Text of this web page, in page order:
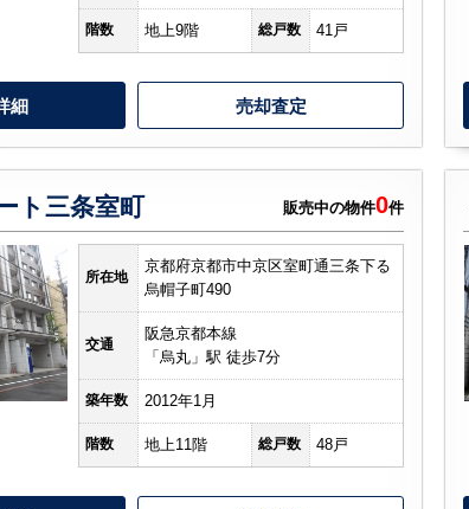
階数 地上9階 総戸数 41戸
細 売却査定
ト三条室町 販売中の物件0件
所在地
京都府京都市中京区室町通三条下る
烏帽子町490
交通
阪急京都本線
「烏丸」駅 徒歩7分
築年数 2012年1月
階数 地上11階 総戸数 48戸